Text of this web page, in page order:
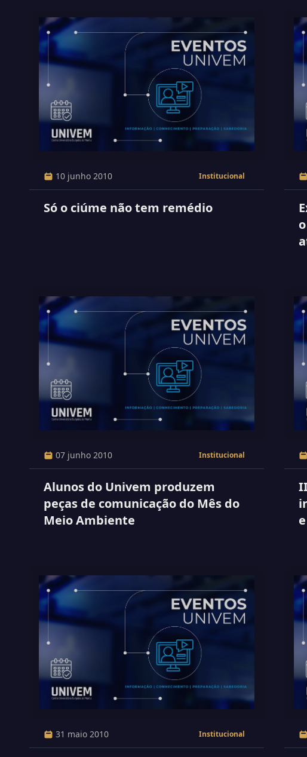
10 junho 2010 Institucional
Só o ciúme não tem remédio
07 junho 2010 Institucional
Alunos do Univem produzem
peças de comunicação do Mês do
Meio Ambiente
31 maio 2010 Institucional